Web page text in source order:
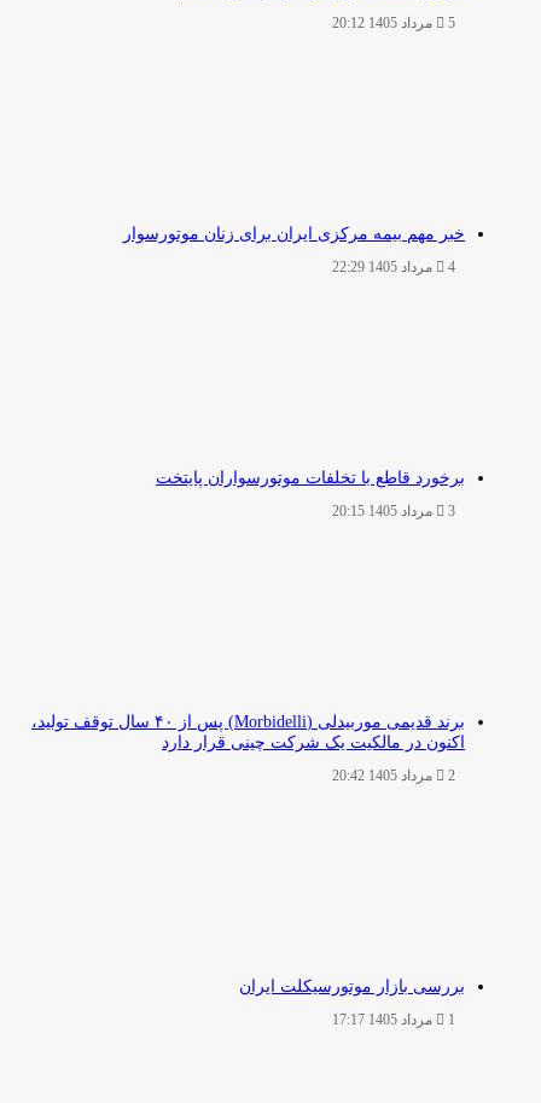
5 مرداد 1405 20:12
خبر مهم بیمه مرکزی ایران برای زنان موتورسوار
4 مرداد 1405 22:29
برخورد قاطع با تخلفات موتورسواران پایتخت
3 مرداد 1405 20:15
برند قدیمی موربیدلی (Morbidelli) پس از ۴۰ سال توقف تولید،
اکنون در مالکیت یک شرکت چینی قرار دارد
2 مرداد 1405 20:42
بررسی بازار موتورسیکلت ایران
1 مرداد 1405 17:17